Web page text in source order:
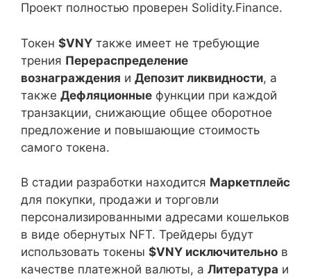
Проект полностью проверен Solidity.Finance.
Токен $VNY также имеет не требующие
трения Перераспределение
вознаграждения и Депозит ликвидности, а
также Дефляционные функции при каждой
транзакции, снижающие общее оборотное
предложение и повышающие стоимость
самого токена.
В стадии разработки находится Маркетплейс
для покупки, продажи и торговли
персонализированными адресами кошельков
в виде обернутых NFT. Трейдеры будут
использовать токены $VNY исключительно в
качестве платежной валюты, а Литература и